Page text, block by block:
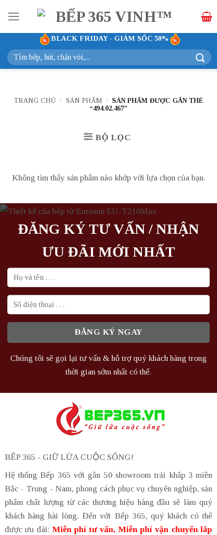
qua
nội
dung
BLACK FRIDAY - GIẢM SỐC 50%
Tìm
kiếm:
TRANG CHỦ / SẢN PHẨM / SẢN PHẨM ĐƯỢC GẮN THẺ
“494.02.467”
BỘ LỌC
Không tìm thấy sản phẩm nào khớp với lựa chọn của bạn.
ĐĂNG KÝ TƯ VẤN / NHẬN
ƯU ĐÃI MỚI NHẤT
Chúng tôi sẽ gọi lại tư vấn & hỗ trợ quý khách hàng trong
thời gian sớm nhất có thể.
BẾP 365 - GIỮ LỬA CUỘC SỐNG!
Hệ thống Bếp 365 với gần 50 showroom trải khắp 3 miền
Bắc - Trung - Nam, phong cách phục vụ chuyên nghiệp, sản
phẩm chất lượng từ các thương hiệu hàng đầu sẽ làm quý
khách hàng hài lòng. Đến với Bếp 365, quý khách có thể
được ưu đãi: Miễn phí tư vấn, Miễn phí vận chuyển lắp